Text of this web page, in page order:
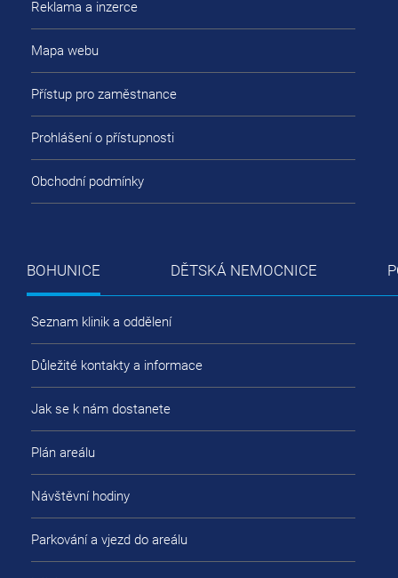
Reklama a inzerce
Mapa webu
Přístup pro zaměstnance
Prohlášení o přístupnosti
Obchodní podmínky
BOHUNICE DĚTSKÁ NEMOCNICE
Seznam klinik a oddělení
Důležité kontakty a informace
Jak se k nám dostanete
Plán areálu
Návštěvní hodiny
Parkování a vjezd do areálu